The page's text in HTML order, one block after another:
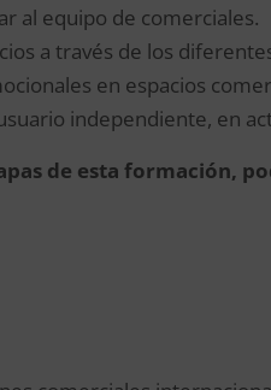
al equipo de comerciales.
a través de los
en espacios
independiente, en
de esta formación,